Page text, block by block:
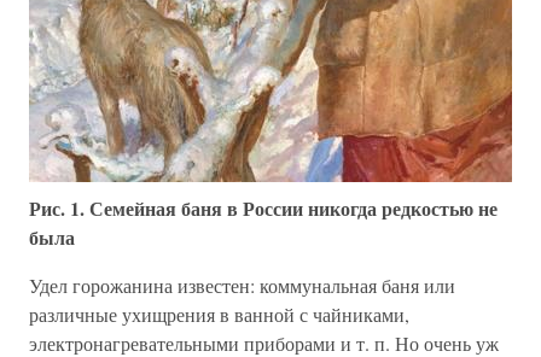
Рис. 1. Семейная баня в России никогда редкостью не
была
Удел горожанина известен: коммунальная баня или
различные ухищрения в ванной с чайниками,
электронагревательными приборами и т. п. Но очень уж